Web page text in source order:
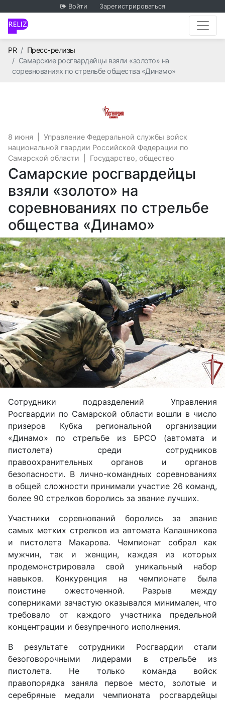
Войти Зарегистрироваться
PRГлавная
Пресс-релизы
Самарские росгвардейцы взяли «золото» на
соревнованиях по стрельбе общества «Динамо»
8 июня
Управление Федеральной службы войск
национальной гвардии Российской Федерации по
Самарской области
Государство, общество
Самарские росгвардейцы
взяли «золото» на
соревнованиях по стрельбе
общества «Динамо»
Сотрудники подразделений Управления
Росгвардии по Самарской области вошли в число
призеров Кубка региональной организации
«Динамо» по стрельбе из БРСО (автомата и
пистолета) среди сотрудников
правоохранительных органов и органов
безопасности. В лично-командных соревнованиях
в общей сложности принимали участие 26 команд,
более 90 стрелков боролись за звание лучших.
Участники соревнований боролись за звание
самых метких стрелков из автомата Калашникова
и пистолета Макарова. Чемпионат собрал как
мужчин, так и женщин, каждая из которых
продемонстрировала свой уникальный набор
навыков. Конкуренция на чемпионате была
поистине ожесточенной. Разрыв между
соперниками зачастую оказывался минимален, что
требовало от каждого участника предельной
концентрации и безупречного исполнения.
В результате сотрудники Росгвардии стали
безоговорочными лидерами в стрельбе из
пистолета. Не только команда войск
правопорядка заняла первое место, золотые и
серебряные медали чемпионата росгвардейцы